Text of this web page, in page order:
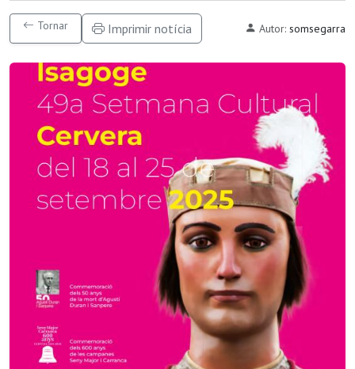
Tornar Imprimir notícia Autor: somsegarra